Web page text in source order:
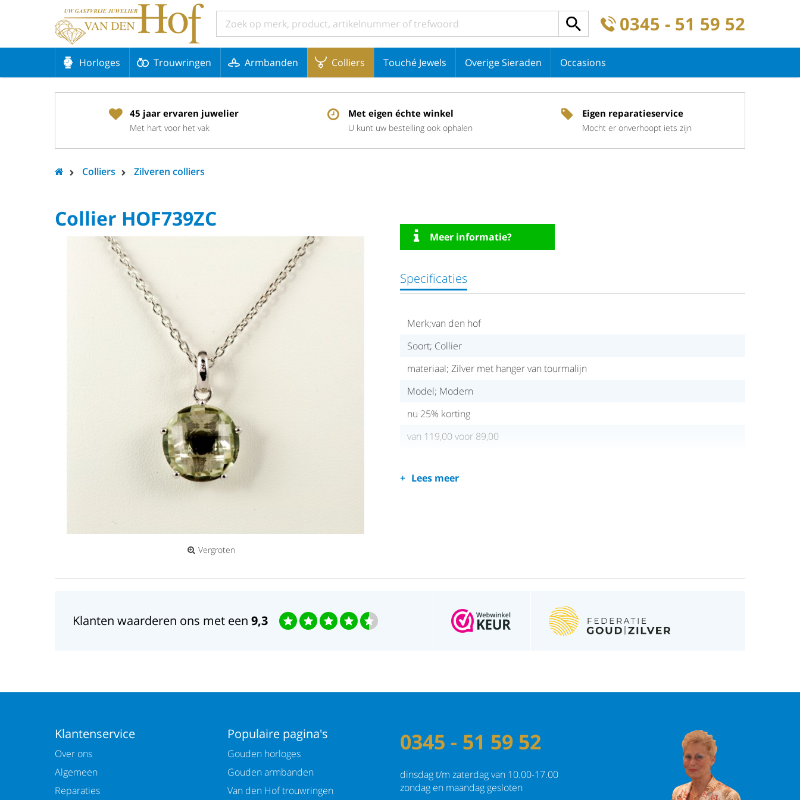
0345 - 51 59 52
Horloges Trouwringen Armbanden Colliers Touché Jewels Overige Sieraden Occasions
45 jaar ervaren juwelier
Met hart voor het vak
Met eigen échte winkel
U kunt uw bestelling ook ophalen
Eigen reparatieservice
Mocht er onverhoopt iets zijn
Colliers Zilveren colliers
Collier HOF739ZC
Vergroten
Meer informatie?
Specificaties
Merk;van den hof
Soort; Collier
materiaal; Zilver met hanger van tourmalijn
Model; Modern
nu 25% korting
van 119,00 voor 89,00
Lees meer
Klanten waarderen ons met een 9,3
Klantenservice
Over ons
Algemeen
Reparaties
Populaire pagina's
Gouden horloges
Gouden armbanden
Van den Hof trouwringen
0345 - 51 59 52
dinsdag t/m zaterdag van 10.00-17.00
zondag en maandag gesloten